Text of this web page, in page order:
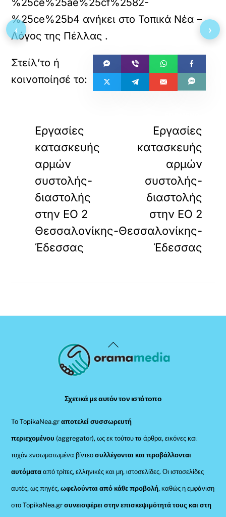
%25ce%25ae%25cf%2582-
%25ce%25b4 ανήκει στο Τοπικά Νέα –
Λόγος της Πέλλας .
Εργασίες
κατασκευής
αρμών
συστολής-
διαστολής
στην ΕΟ 2
Θεσσαλονίκης-
Έδεσσας
Εργασίες
κατασκευής
αρμών
συστολής-
διαστολής
στην ΕΟ 2
Θεσσαλονίκης-
Έδεσσας
Back
To
Σχετικά με αυτόν τον ιστότοπο
Το TopikaNea.grαποτελεί συσσωρευτή
περιεχομένου (aggregator), ως εκ τούτου τα άρθρα, εικόνες και
τυχόν ενσωματωμένα βίντεοσυλλέγονται και προβάλλονται
αυτόματααπό τρίτες, ελληνικές και μη, ιστοσελίδες. Οι ιστοσελίδες
αυτές, ως πηγές,ωφελούνται από κάθε προβολή, καθώς η εμφάνιση
στο TopikaNea.gr συνεισφέρει στην επισκεψιμότητά τους και στη
‹ ›